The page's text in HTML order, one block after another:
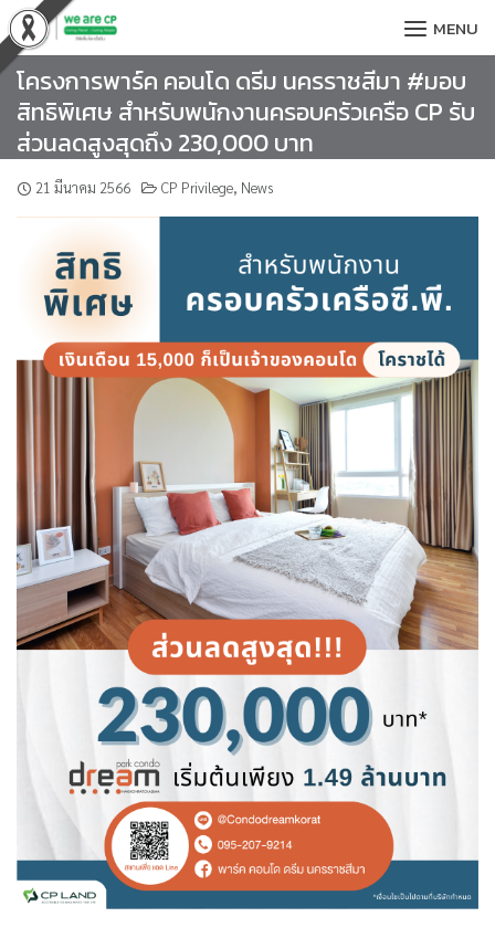
Skip
to
content
MENU
โครงการพาร์ค คอนโด ดรีม นครราชสีมา #มอบ
สิทธิพิเศษ สำหรับพนักงานครอบครัวเครือ CP รับ
ส่วนลดสูงสุดถึง 230,000 บาท
21 มีนาคม 2566 CP Privilege, News